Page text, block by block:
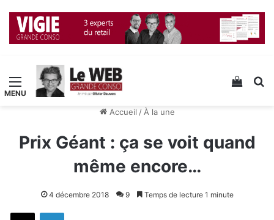
Menu Voir
Accueil / À la une
Prix Géant : ça se voit quand
même encore…
4 décembre 2018 9 Temps de lecture 1 minute
X Linkedin